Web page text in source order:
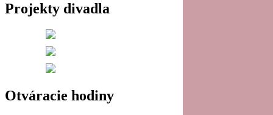
Projekty divadla
Otváracie hodiny